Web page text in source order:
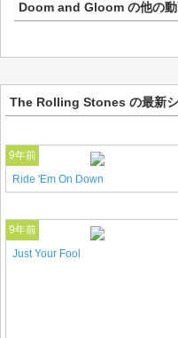
Doom and Gloom の他の
The Rolling Stones の最新
9年前
Ride 'Em On Down
9年前
Just Your Fool